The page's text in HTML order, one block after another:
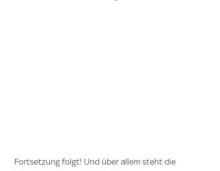
Fortsetzung folgt! Und über allem steht die